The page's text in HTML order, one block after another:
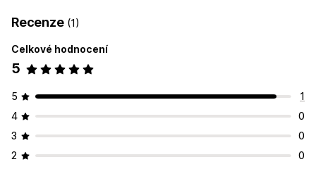
Recenze (1)
Celkové hodnocení
5
5
1
4
0
3
0
2
0